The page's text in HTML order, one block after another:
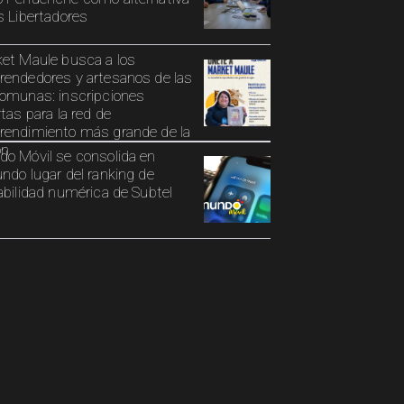
Libertadores
Maule busca a los
y artesanos de las
inscripciones
para la red de
más grande de la
Móvil se consolida en
lugar del ranking de
numérica de Subtel